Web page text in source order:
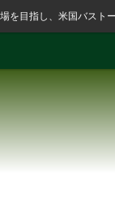
を目指し、米国バスト